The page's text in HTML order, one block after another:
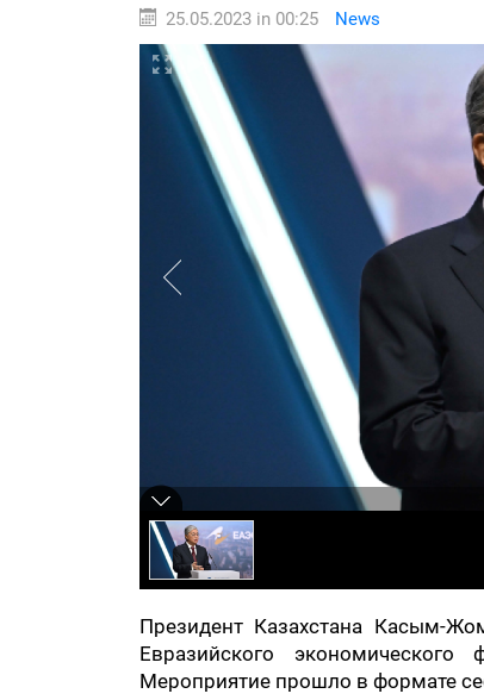
25.05.2023 in 00:25 News
Президент Казахстана Касым-
Евразийского
Мероприятие прошло в формате